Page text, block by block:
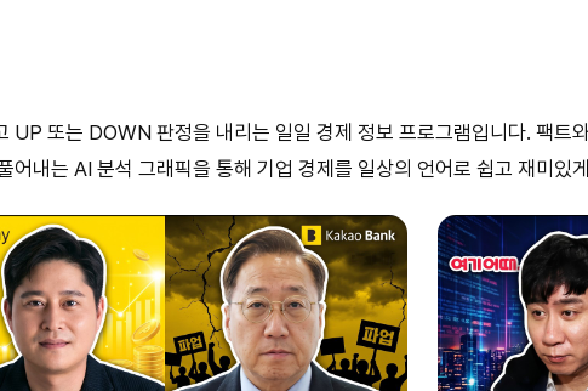
쎈
디
또는 DOWN 판정을 내리는 일일 경제 정보 프로그램입니다. 팩트
내는 AI 분석 그래픽을 통해 기업 경제를 일상의 언어로 쉽고 재미있